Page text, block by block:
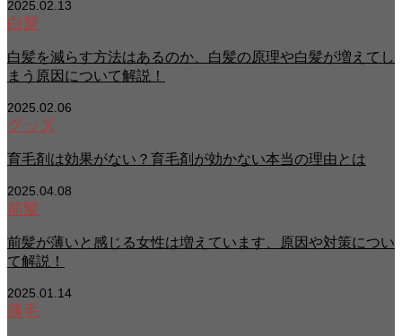
2025.02.13
白髪
白髪を減らす方法はあるのか、白髪の原理や白髪が増えてし
まう原因について解説！
2025.02.06
グッズ
育毛剤は効果がない？育毛剤が効かない本当の理由とは
2025.04.08
前髪
前髪が薄いと感じる女性は増えています、原因や対策につい
て解説！
2025.01.14
薄毛